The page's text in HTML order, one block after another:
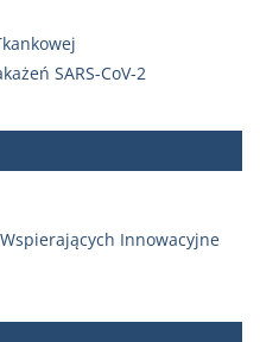
SARS-CoV-2
Innowacyjne